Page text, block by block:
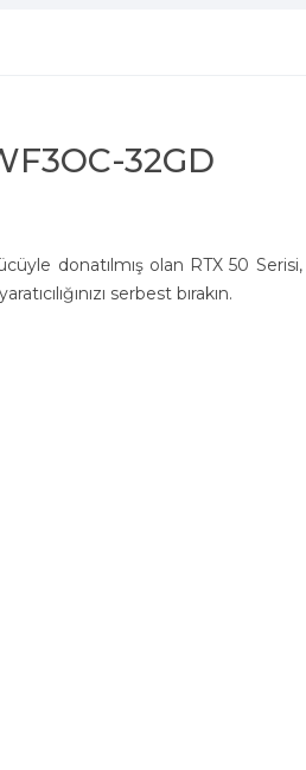
32GD
donatılmış olan RTX 50
serbest bırakın.